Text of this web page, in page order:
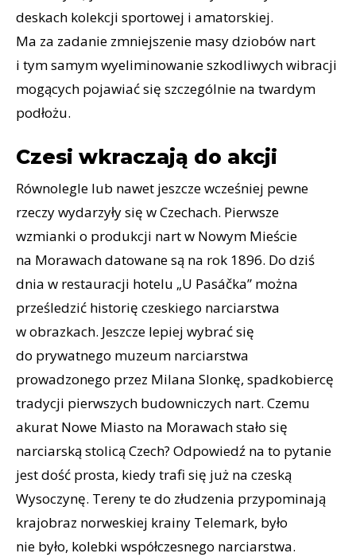
deskach kolekcji sportowej i amatorskiej.
Ma za zadanie zmniejszenie masy dziobów nart
i tym samym wyeliminowanie szkodliwych wibracji
mogących pojawiać się szczególnie na twardym
podłożu.
Czesi wkraczają do akcji
Równolegle lub nawet jeszcze wcześniej pewne
rzeczy wydarzyły się w Czechach. Pierwsze
wzmianki o produkcji nart w Nowym Mieście
na Morawach datowane są na rok 1896. Do dziś
dnia w restauracji hotelu „U Pasáčka” można
prześledzić historię czeskiego narciarstwa
w obrazkach. Jeszcze lepiej wybrać się
do prywatnego muzeum narciarstwa
prowadzonego przez Milana Slonkę, spadkobiercę
tradycji pierwszych budowniczych nart. Czemu
akurat Nowe Miasto na Morawach stało się
narciarską stolicą Czech? Odpowiedź na to pytanie
jest dość prosta, kiedy trafi się już na czeską
Wysoczynę. Tereny te do złudzenia przypominają
krajobraz norweskiej krainy Telemark, było
nie było, kolebki współczesnego narciarstwa.